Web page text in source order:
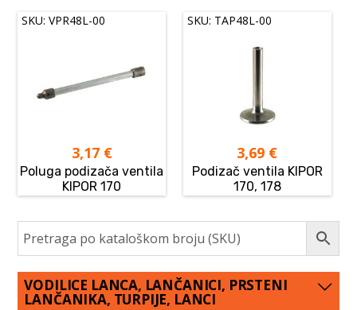
SKU: VPR48L-00
3,17 €
Poluga podizača ventila
KIPOR 170
SKU: TAP48L-00
3,69 €
Podizač ventila KIPOR
170, 178
VODILICE LANCA, LANČANICI, PRSTENI
LANČANIKA, TURPIJE, LANCI